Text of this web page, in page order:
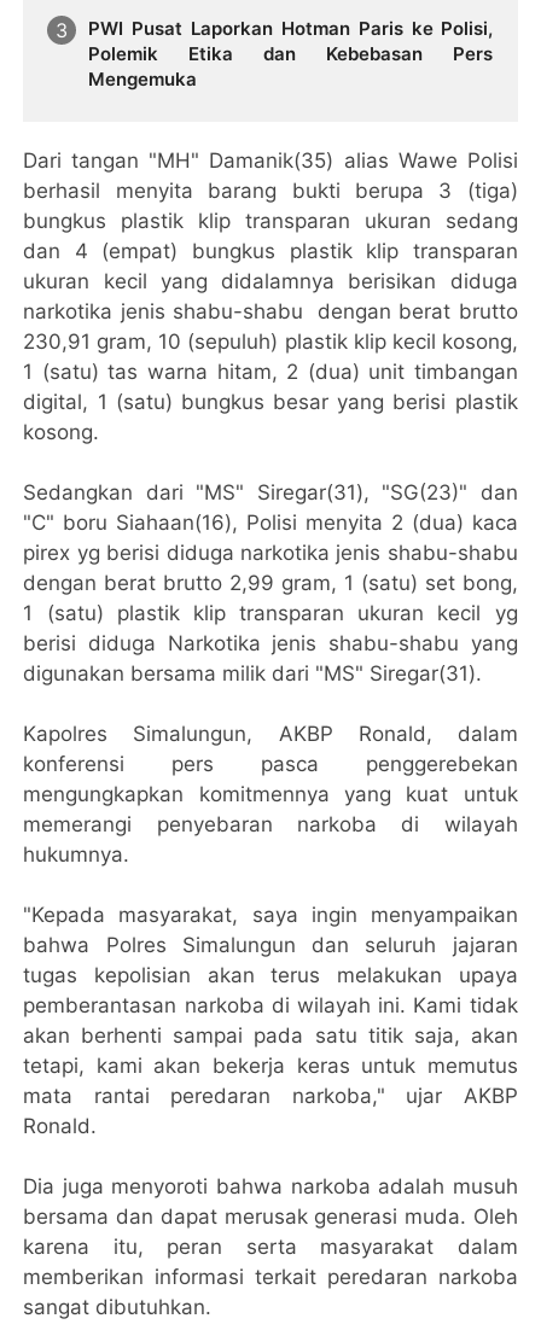
PWI Pusat Laporkan Hotman Paris ke Polisi,
Polemik Etika dan Kebebasan Pers
Mengemuka
Dari tangan "MH" Damanik(35) alias Wawe Polisi
berhasil menyita barang bukti berupa 3 (tiga)
bungkus plastik klip transparan ukuran sedang
dan 4 (empat) bungkus plastik klip transparan
ukuran kecil yang didalamnya berisikan diduga
narkotika jenis shabu-shabu dengan berat brutto
230,91 gram, 10 (sepuluh) plastik klip kecil kosong,
1 (satu) tas warna hitam, 2 (dua) unit timbangan
digital, 1 (satu) bungkus besar yang berisi plastik
kosong.
Sedangkan dari "MS" Siregar(31), "SG(23)" dan
"C" boru Siahaan(16), Polisi menyita 2 (dua) kaca
pirex yg berisi diduga narkotika jenis shabu-shabu
dengan berat brutto 2,99 gram, 1 (satu) set bong,
1 (satu) plastik klip transparan ukuran kecil yg
berisi diduga Narkotika jenis shabu-shabu yang
digunakan bersama milik dari "MS" Siregar(31).
Kapolres Simalungun, AKBP Ronald, dalam
konferensi pers pasca penggerebekan
mengungkapkan komitmennya yang kuat untuk
memerangi penyebaran narkoba di wilayah
hukumnya.
"Kepada masyarakat, saya ingin menyampaikan
bahwa Polres Simalungun dan seluruh jajaran
tugas kepolisian akan terus melakukan upaya
pemberantasan narkoba di wilayah ini. Kami tidak
akan berhenti sampai pada satu titik saja, akan
tetapi, kami akan bekerja keras untuk memutus
mata rantai peredaran narkoba," ujar AKBP
Ronald.
Dia juga menyoroti bahwa narkoba adalah musuh
bersama dan dapat merusak generasi muda. Oleh
karena itu, peran serta masyarakat dalam
memberikan informasi terkait peredaran narkoba
sangat dibutuhkan.